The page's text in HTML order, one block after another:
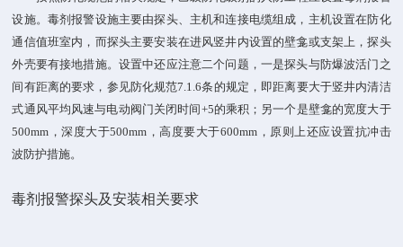
设施。毒剂报警设施主要由探头、主机和连接电缆组成，主机设置在防化
通信值班室内，而探头主要安装在进风竖井内设置的壁龛或支架上，探头
外壳要有接地措施。设置中还应注意二个问题，一是探头与防爆波活门之
间有距离的要求，参见防化规范7.1.6条的规定，即距离要大于竖井内清洁
式通风平均风速与电动阀门关闭时间+5的乘积；另一个是壁龛的宽度大于
500mm，深度大于500mm，高度要大于600mm，原则上还应设置抗冲击
波防护措施。
毒剂报警探头及安装相关要求